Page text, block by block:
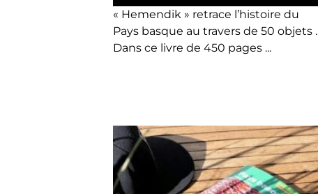
« Hemendik » retrace l’histoire du
Pays basque au travers de 50 objets .
Dans ce livre de 450 pages ...